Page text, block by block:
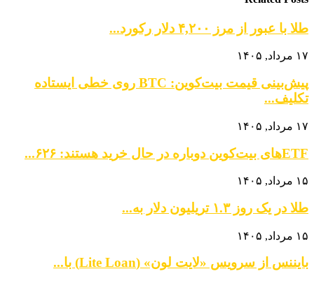
طلا با عبور از مرز ۴,۲۰۰ دلار رکورد...
۱۷ مرداد, ۱۴۰۵
پیش‌بینی قیمت بیت‌کوین: BTC روی خطی ایستاده
تکلیف...
۱۷ مرداد, ۱۴۰۵
ETFهای بیت‌کوین دوباره در حال خرید هستند: ۶۲۶...
۱۵ مرداد, ۱۴۰۵
طلا در یک روز ۱.۳ تریلیون دلار به...
۱۵ مرداد, ۱۴۰۵
بایننس از سرویس «لایت لون» (Lite Loan) با...